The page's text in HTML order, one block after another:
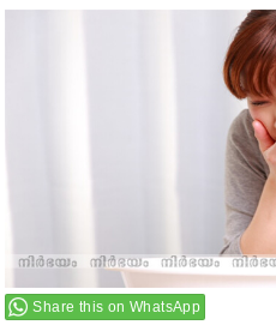
Share this on WhatsApp